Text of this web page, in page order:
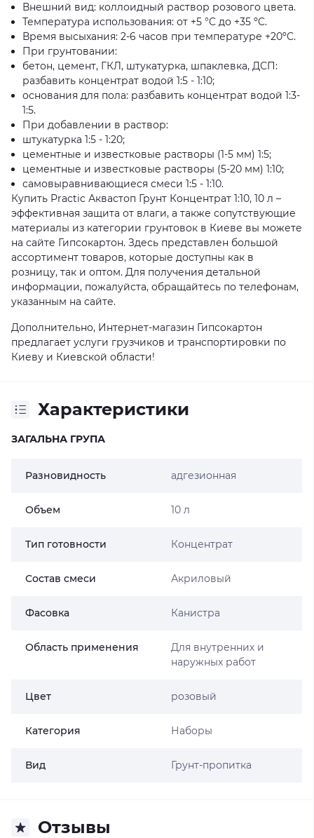
Внешний вид: коллоидный раствор розового цвета.
Температура использования: от +5 °C до +35 ºC.
Время высыхания: 2-6 часов при температуре +20ºC.
При грунтовании:
бетон, цемент, ГКЛ, штукатурка, шпаклевка, ДСП:
разбавить концентрат водой 1:5 - 1:10;
основания для пола: разбавить концентрат водой 1:3-
1:5.
При добавлении в раствор:
штукатурка 1:5 - 1:20;
цементные и известковые растворы (1-5 мм) 1:5;
цементные и известковые растворы (5-20 мм) 1:10;
самовыравнивающиеся смеси 1:5 - 1:10.
Купить Practic Аквастоп Грунт Концентрат 1:10, 10 л –
эффективная защита от влаги, а также сопутствующие
материалы из категории грунтовок в Киеве вы можете
на сайте Гипсокартон. Здесь представлен большой
ассортимент товаров, которые доступны как в
розницу, так и оптом. Для получения детальной
информации, пожалуйста, обращайтесь по телефонам,
указанным на сайте.
Дополнительно, Интернет-магазин Гипсокартон
предлагает услуги грузчиков и транспортировки по
Киеву и Киевской области!
Характеристики
ЗАГАЛЬНА ГРУПА
Разновидность адгезионная
Объем 10 л
Тип готовности Концентрат
Состав смеси Акриловый
Фасовка Канистра
Область применения
Для внутренних и
наружных работ
Цвет розовый
Категория Наборы
Вид Грунт-пропитка
Отзывы